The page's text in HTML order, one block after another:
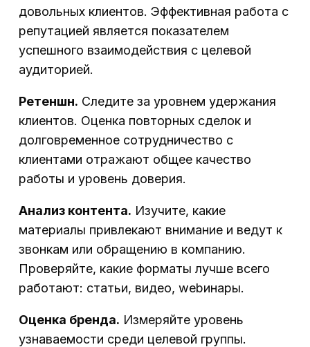
довольных клиентов. Эффективная работа с
репутацией является показателем
успешного взаимодействия с целевой
аудиторией.
Ретеншн. Следите за уровнем удержания
клиентов. Оценка повторных сделок и
долговременное сотрудничество с
клиентами отражают общее качество
работы и уровень доверия.
Анализ контента. Изучите, какие
материалы привлекают внимание и ведут к
звонкам или обращению в компанию.
Проверяйте, какие форматы лучше всего
работают: статьи, видео, webинары.
Оценка бренда. Измеряйте уровень
узнаваемости среди целевой группы.